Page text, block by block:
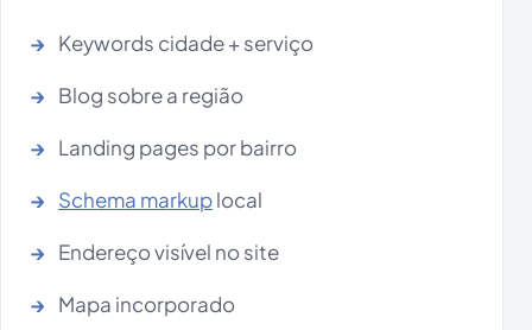
Keywords cidade + serviço
Blog sobre a região
Landing pages por bairro
Schema markuplocal
Endereço visível no site
Mapa incorporado